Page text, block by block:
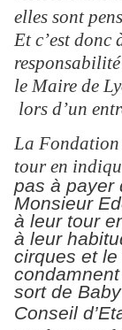
elles sont
Et c’est donc
le Maire de
lors d’un
La
tour en
pas à payer
Monsieur
à leur tour
à leur
cirques et
sort de
Conseil